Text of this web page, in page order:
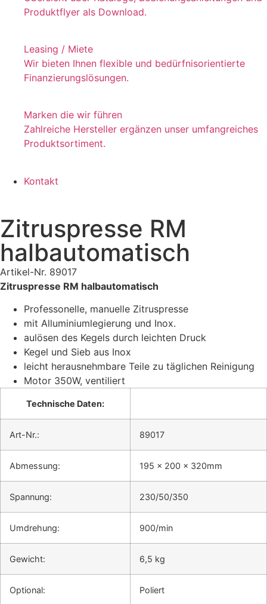
Produktflyer als Download.
Leasing / Miete
Wir bieten Ihnen flexible und bedürfnisorientierte
Finanzierungslösungen.
Marken die wir führen
Zahlreiche Hersteller ergänzen unser umfangreiches
Produktsortiment.
Kontakt
Zitruspresse RM
halbautomatisch
Artikel-Nr. 89017
Zitruspresse RM halbautomatisch
Professonelle, manuelle Zitruspresse
mit Alluminiumlegierung und Inox.
aulösen des Kegels durch leichten Druck
Kegel und Sieb aus Inox
leicht herausnehmbare Teile zu täglichen Reinigung
Motor 350W, ventiliert
Technische Daten:
Art-Nr.: 89017
Abmessung: 195 x 200 x 320mm
Spannung: 230/50/350
Umdrehung: 900/min
Gewicht: 6,5 kg
Optional: Poliert